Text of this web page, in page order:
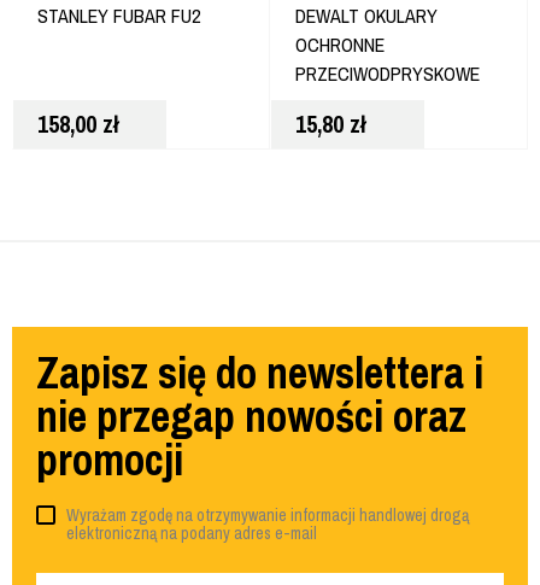
STANLEY FUBAR FU2
158,00 zł
DEWALT OKULARY
OCHRONNE
PRZECIWODPRYSKOWE
ERGONOMICZNE DPG58-
15,80 zł
Zapisz się do newslettera i
nie przegap nowości oraz
promocji
Wyrażam zgodę na otrzymywanie informacji handlowej drogą
elektroniczną na podany adres e-mail